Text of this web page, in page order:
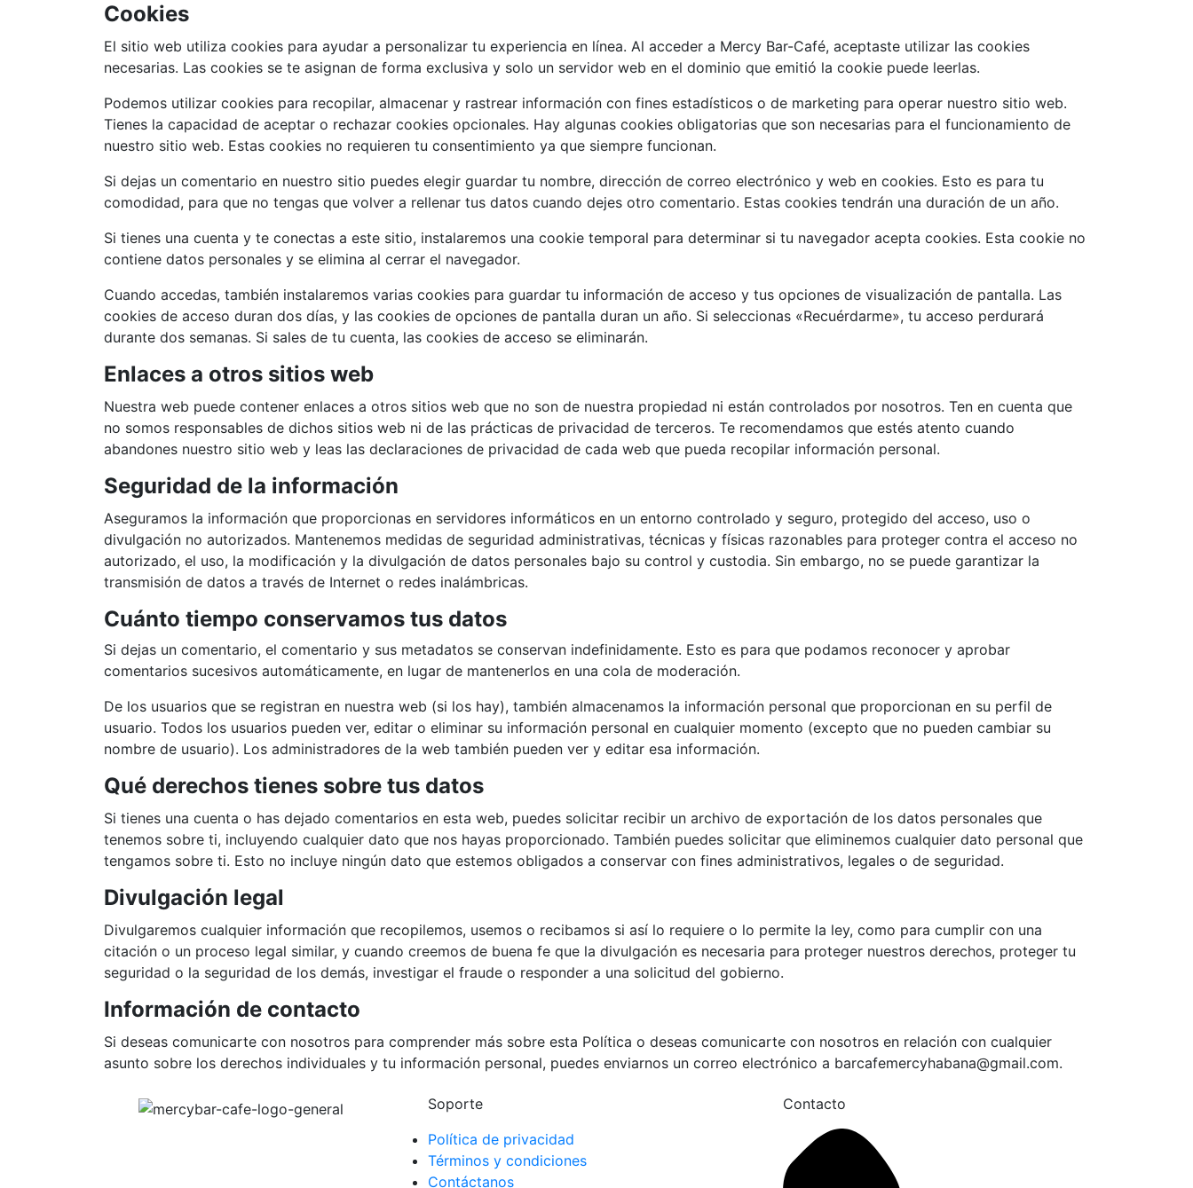
Cookies
El sitio web utiliza cookies para ayudar a personalizar tu experiencia en línea. Al acceder a Mercy Bar-Café, aceptaste utilizar las cookies
necesarias. Las cookies se te asignan de forma exclusiva y solo un servidor web en el dominio que emitió la cookie puede leerlas.
Podemos utilizar cookies para recopilar, almacenar y rastrear información con fines estadísticos o de marketing para operar nuestro sitio web.
Tienes la capacidad de aceptar o rechazar cookies opcionales. Hay algunas cookies obligatorias que son necesarias para el funcionamiento de
nuestro sitio web. Estas cookies no requieren tu consentimiento ya que siempre funcionan.
Si dejas un comentario en nuestro sitio puedes elegir guardar tu nombre, dirección de correo electrónico y web en cookies. Esto es para tu
comodidad, para que no tengas que volver a rellenar tus datos cuando dejes otro comentario. Estas cookies tendrán una duración de un año.
Si tienes una cuenta y te conectas a este sitio, instalaremos una cookie temporal para determinar si tu navegador acepta cookies. Esta cookie no
contiene datos personales y se elimina al cerrar el navegador.
Cuando accedas, también instalaremos varias cookies para guardar tu información de acceso y tus opciones de visualización de pantalla. Las
cookies de acceso duran dos días, y las cookies de opciones de pantalla duran un año. Si seleccionas «Recuérdarme», tu acceso perdurará
durante dos semanas. Si sales de tu cuenta, las cookies de acceso se eliminarán.
Enlaces a otros sitios web
Nuestra web puede contener enlaces a otros sitios web que no son de nuestra propiedad ni están controlados por nosotros. Ten en cuenta que
no somos responsables de dichos sitios web ni de las prácticas de privacidad de terceros. Te recomendamos que estés atento cuando
abandones nuestro sitio web y leas las declaraciones de privacidad de cada web que pueda recopilar información personal.
Seguridad de la información
Aseguramos la información que proporcionas en servidores informáticos en un entorno controlado y seguro, protegido del acceso, uso o
divulgación no autorizados. Mantenemos medidas de seguridad administrativas, técnicas y físicas razonables para proteger contra el acceso no
autorizado, el uso, la modificación y la divulgación de datos personales bajo su control y custodia. Sin embargo, no se puede garantizar la
transmisión de datos a través de Internet o redes inalámbricas.
Cuánto tiempo conservamos tus datos
Si dejas un comentario, el comentario y sus metadatos se conservan indefinidamente. Esto es para que podamos reconocer y aprobar
comentarios sucesivos automáticamente, en lugar de mantenerlos en una cola de moderación.
De los usuarios que se registran en nuestra web (si los hay), también almacenamos la información personal que proporcionan en su perfil de
usuario. Todos los usuarios pueden ver, editar o eliminar su información personal en cualquier momento (excepto que no pueden cambiar su
nombre de usuario). Los administradores de la web también pueden ver y editar esa información.
Qué derechos tienes sobre tus datos
Si tienes una cuenta o has dejado comentarios en esta web, puedes solicitar recibir un archivo de exportación de los datos personales que
tenemos sobre ti, incluyendo cualquier dato que nos hayas proporcionado. También puedes solicitar que eliminemos cualquier dato personal que
tengamos sobre ti. Esto no incluye ningún dato que estemos obligados a conservar con fines administrativos, legales o de seguridad.
Divulgación legal
Divulgaremos cualquier información que recopilemos, usemos o recibamos si así lo requiere o lo permite la ley, como para cumplir con una
citación o un proceso legal similar, y cuando creemos de buena fe que la divulgación es necesaria para proteger nuestros derechos, proteger tu
seguridad o la seguridad de los demás, investigar el fraude o responder a una solicitud del gobierno.
Información de contacto
Si deseas comunicarte con nosotros para comprender más sobre esta Política o deseas comunicarte con nosotros en relación con cualquier
asunto sobre los derechos individuales y tu información personal, puedes enviarnos un correo electrónico a barcafemercyhabana@gmail.com.
Soporte
Política de privacidad
Términos y condiciones
Contáctanos
Contacto